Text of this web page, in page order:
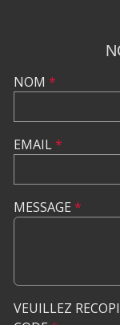
NOM *
EMAIL*
MESSAGE *
VEUILLEZ